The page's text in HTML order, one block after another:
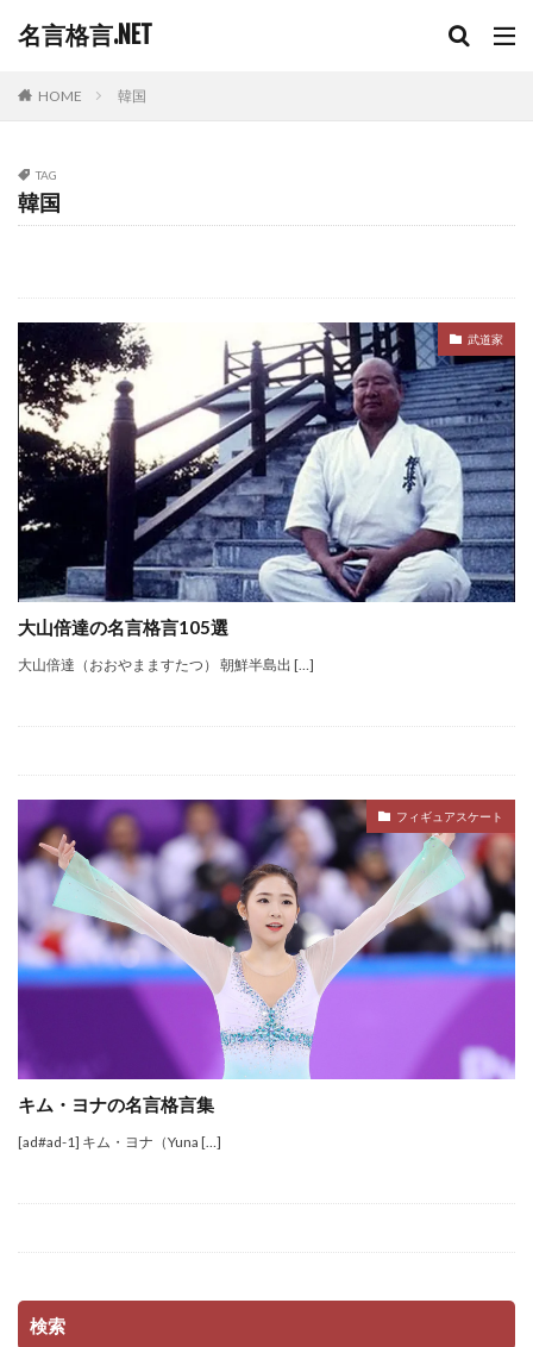
名言格言.NET
HOME 韓国
TAG
韓国
武道家
大山倍達の名言格言105選
大山倍達（おおやまますたつ） 朝鮮半島出 […]
フィギュアスケート
キム・ヨナの名言格言集
[ad#ad-1] キム・ヨナ（Yuna […]
検索